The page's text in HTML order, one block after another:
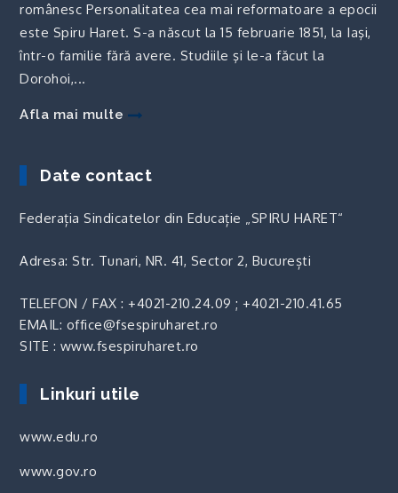
românesc Personalitatea cea mai reformatoare a epocii
este Spiru Haret. S-a născut la 15 februarie 1851, la Iaşi,
într-o familie fără avere. Studiile şi le-a făcut la
Dorohoi,...
Afla mai multe
Date contact
Federația Sindicatelor din Educație „SPIRU HARET“
Adresa: Str. Tunari, NR. 41, Sector 2, București
TELEFON / FAX :+4021-210.24.09 ;+4021-210.41.65
EMAIL: office@fsespiruharet.ro
SITE : www.fsespiruharet.ro
Linkuri utile
www.edu.ro
www.gov.ro